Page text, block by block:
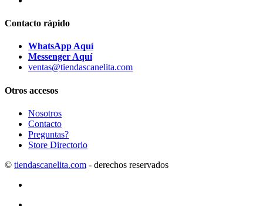
Contacto rápido
WhatsApp Aquí
Messenger Aquí
ventas@tiendascanelita.com
Otros accesos
Nosotros
Contacto
Preguntas?
Store Directorio
© tiendascanelita.com - derechos reservados